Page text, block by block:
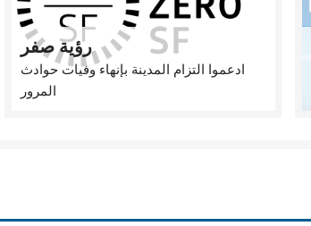
رؤية صفر
ادعموا التزام المدينة بإنهاء وفيات حوادث
المرور